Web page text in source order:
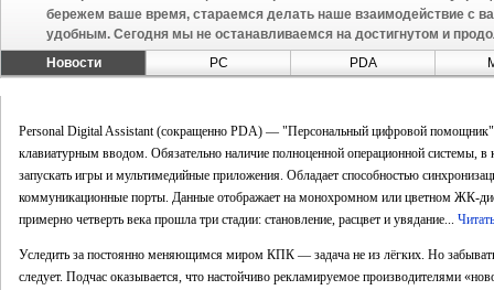
бережем ваше время, стараемся делать наше взаимодействие с
удобным. Сегодня мы не останавливаемся на достигнутом и
Новости
PC PDA
Personal Digital Assistant (сокращенно PDA) — "Персональный цифровой
клавиатурным вводом. Обязательно наличие полноценной операционной системы,
запускать игры и мультимедийные приложения. Обладает способностью
коммуникационные порты. Данные отображает на монохромном или цветном ЖК-
примерно четверть века прошла три стадии: становление, расцвет и увядание... Читать
Уследить за постоянно меняющимся миром КПК — задача не из лёгких. Но
следует. Подчас оказывается, что настойчиво рекламируемое производителями